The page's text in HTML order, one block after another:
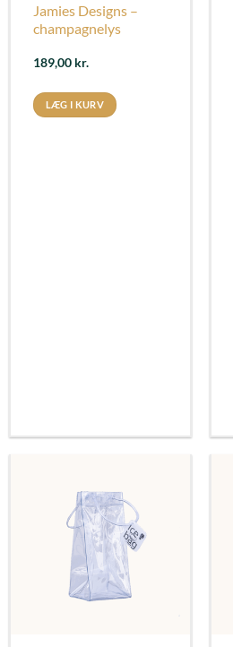
Jamies Designs –
champagnelys
189,00 kr.
LÆG I KURV